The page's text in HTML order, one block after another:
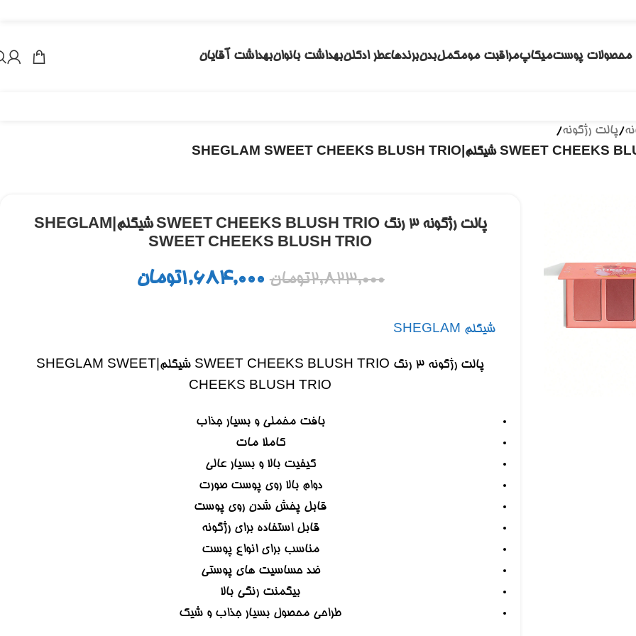
محصولات پوستمیکاپمراقبت مومکملبدنبرندهاعطر ادکلنبهداشت بانوانبهداشت آقایان
/پالت رژگونه/
پالت رژگونه 3 رنگ SWEET CHEEKS BLUSH TRIO شیگلم|‌SHEGLAM
SWEET CHEEKS BLUSH TRIO
2,823,000تومان 1,684,000تومان
شیگلم SHEGLAM
پالت رژگونه 3 رنگ SWEET CHEEKS BLUSH TRIO شیگلم|‌SHEGLAM SWEET
CHEEKS BLUSH TRIO
بافت مخملی و بسیار جذاب
كاملا مات
کیفیت بالا و بسیار عالی
دوام بالا روی پوست صورت
قابل پخش شدن روی پوست
قابل استفاده برای رژگونه
مناسب برای انواع پوست
ضد حساسیت های پوستی
بیگمنت رنگی بالا
طراحی محصول بسیار جذاب و شیک